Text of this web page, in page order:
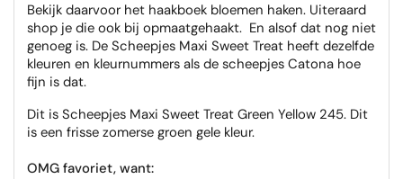
Bekijk daarvoor het haakboek bloemen haken. Uiteraard
shop je die ook bij opmaatgehaakt. En alsof dat nog niet
genoeg is. De Scheepjes Maxi Sweet Treat heeft dezelfde
kleuren en kleurnummers als de scheepjes Catona hoe
fijn is dat.
Dit is Scheepjes Maxi Sweet Treat Green Yellow 245. Dit
is een frisse zomerse groen gele kleur.
OMG favoriet, want: